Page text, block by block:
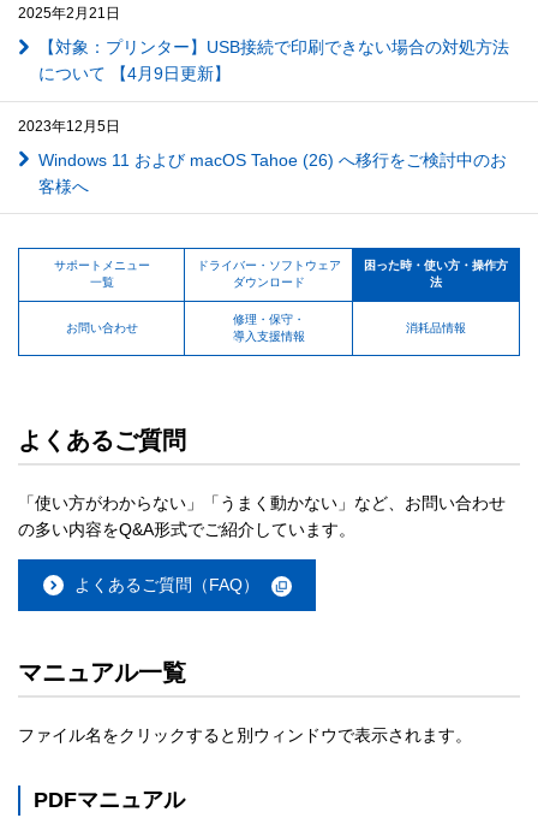
2025年2月21日
【対象：プリンター】USB接続で印刷できない場合の対処方法
について 【4月9日更新】
2023年12月5日
Windows 11 および macOS Tahoe (26) へ移行をご検討中のお
客様へ
サポートメニュー
一覧
ドライバー・ソフトウェア
ダウンロード
困った時・使い方・操作方
法
お問い合わせ
修理・保守・
導入支援情報
消耗品情報
よくあるご質問
「使い方がわからない」「うまく動かない」など、お問い合わせ
の多い内容をQ&A形式でご紹介しています。
よくあるご質問（FAQ）
マニュアル一覧
ファイル名をクリックすると別ウィンドウで表示されます。
PDFマニュアル